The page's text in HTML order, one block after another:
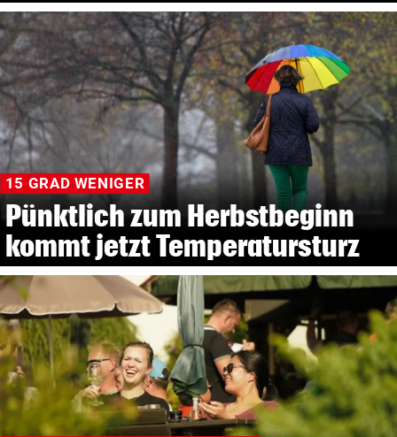
15 GRAD WENIGER
Pünktlich zum Herbstbeginn
kommt jetzt Temperatursturz